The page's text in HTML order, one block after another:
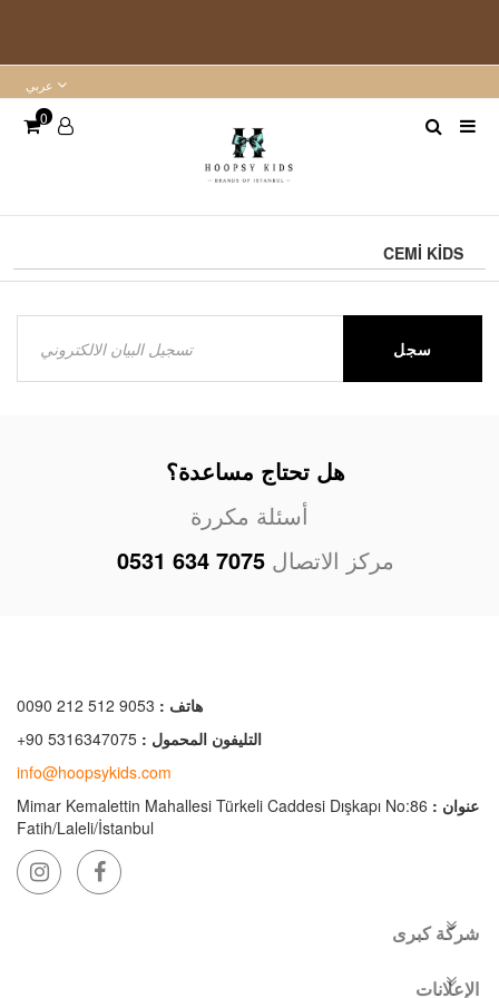
عربي
0
CEMİ KİDS
سجل
هل تحتاج مساعدة؟
أسئلة مكررة
مركز الاتصال 0531 634 7075
هاتف : 0090 212 512 9053
التليفون المحمول : +90 5316347075
info@hoopsykids.com
عنوان : Mimar Kemalettin Mahallesi Türkeli Caddesi Dışkapı No:86
Fatih/Laleli/İstanbul
شركة كبرى
الإعلانات